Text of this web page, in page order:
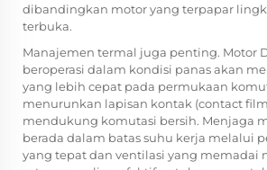
dibandingkan motor yang terpapar
terbuka.
Manajemen termal juga penting. Motor
beroperasi dalam kondisi panas akan
yang lebih cepat pada permukaan
menurunkan lapisan kontak (contact
mendukung komutasi bersih. Menjaga
berada dalam batas suhu kerja melalui
yang tepat dan ventilasi yang memadai